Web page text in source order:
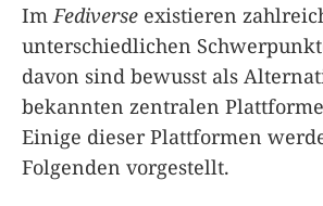
Im Fediverse existieren
unterschiedlichen
davon sind bewusst als
bekannten zentralen
Einige dieser Plattformen
Folgenden vorgestellt.